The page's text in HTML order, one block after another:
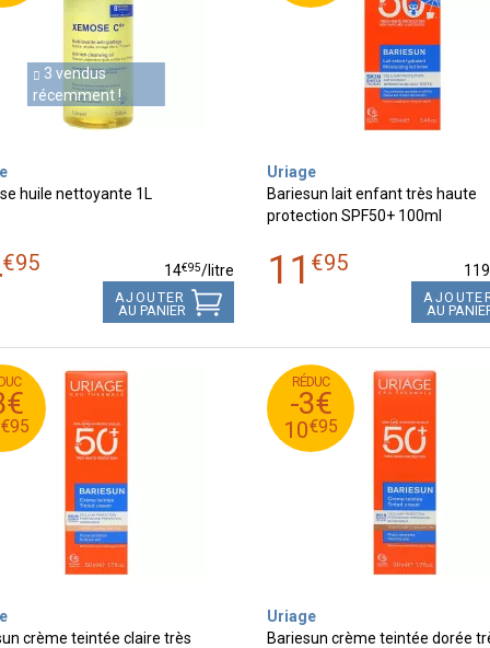
3 vendus
récemment !
huile nettoyante 1L
€95 14€95/litre
AJOUTER
AU PANIER
Uriage
Bariesun lait enfant très haute
protection SPF50+ 100ml
11 €95 119
AU
€95
13
10
crème teintée claire très
RÉDUC
-3€
10€95
13
€
95
10
€
95
Uriage
Bariesun crème teintée dorée